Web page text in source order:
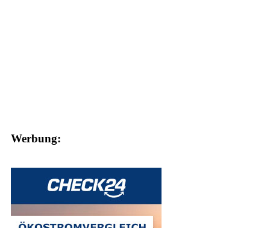
Werbung: